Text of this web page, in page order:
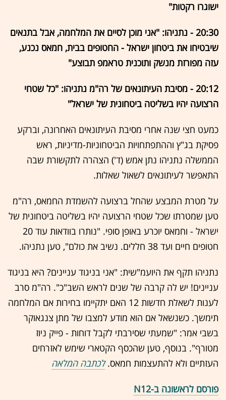
ישוגרו רקטות"
20:30 - נתניהו: "אני מוכן לסיים את המלחמה, אבל בתנאים
שיבטיחו את ביטחון ישראל - החטופים בבית, חמאס נכנע,
עזה מפורזת מנשק ותוכנית טראמפ תבוצע"
20:12 - מסיבת העיתונאים של רה"מ נתניהו: "כל שטחי
הרצועה יהיו בשליטה ביטחונית של ישראל"
כמעט חצי שנה אחרי מסיבת העיתונאים האחרונה, וברקע
פסיקת בג"ץ וההתפתחויות הביטחוניות-מדיניות, ראש
הממשלה נתניהו נתן אמש (ד') הצהרה לתקשורת שבה
התאפשר לעיתונאים לשאול שאלות.
על מטרת המבצע שהחל ברצועה להשמדת החמאס, רה"מ
טען שמטרתו שכל שטחי הרצועה יהיו בשליטה ביטחונית של
ישראל - וחמאס יוכרע באופן סופי. "נותרו בוודאות עוד 20
חטופים חיים ועד 38 חללים. נשיב את כולם", טען נתניהו.
נתניהו תקף את היועמ"שית: "אני בניגוד עניינים? היא בניגוד
עניינים! יש לה קרבה של שנים לראש השב"כ". רה"מ סרב
לענות לשאלת חדשות 12 האם יתקיימו בחירות אם המלחמה
תימשך. כשנשאל אם הוא מודע למצבו של מתן צנגאוקר
בשבי אמר: "שמעתי שסירבתי לקבל דוחות - פייק ניוז
מטורף". בנוסף, טען שהכסף הקטארי שימש לאזרחים
העזתיים ולא להתעצמות חמאס.לכתבה המלאה
פורסם לראשונה ב-N12